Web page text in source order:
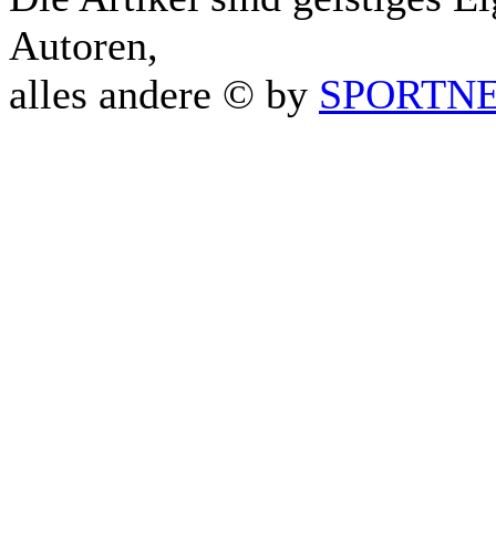
Autoren,
alles andere © by